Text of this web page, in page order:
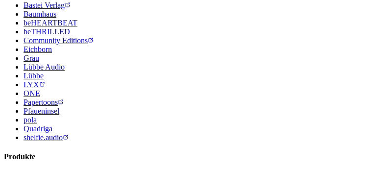
Bastei Verlag
Baumhaus
beHEARTBEAT
beTHRILLED
Community Editions
Eichborn
Grau
Lübbe Audio
Lübbe
LYX
ONE
Papertoons
Pfaueninsel
pola
Quadriga
shelfie.audio
Produkte